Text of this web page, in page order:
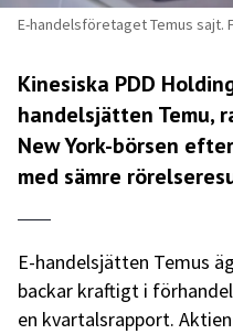
E-handelsföretaget Temus sajt.
Kinesiska PDD
handelsjätten Temu,
New York-börsen
med sämre
E-handelsjätten Temus
backar kraftigt i
en kvartalsrapport.